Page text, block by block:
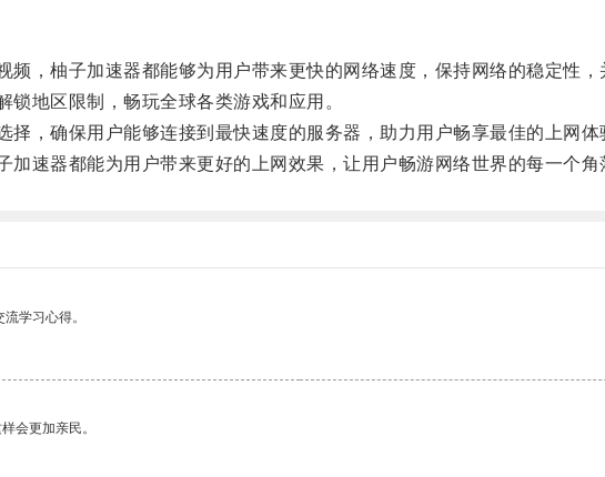
，柚子加速器都能够为用户带来更快的网络速度，保持网络的稳定性，
地区限制，畅玩全球各类游戏和应用。
，确保用户能够连接到最快速度的服务器，助力用户畅享最佳的上网体
速器都能为用户带来更好的上网效果，让用户畅游网络世界的每一个角
学习心得。
会更加亲民。